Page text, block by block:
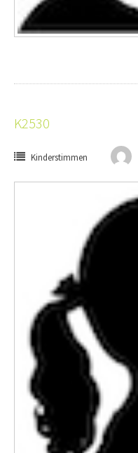
K2530
Kinderstimmen